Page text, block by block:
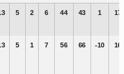
5 2 6 44 43 1 17
5 1 7 56 66 -10 16